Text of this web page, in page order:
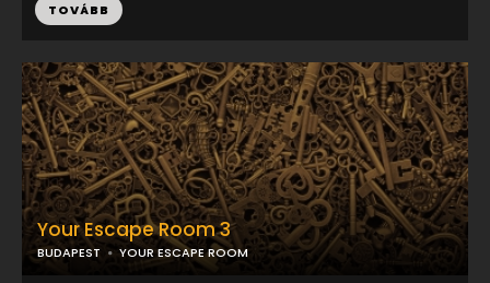
TOVÁBB
Your Escape Room 3
BUDAPEST YOUR ESCAPE ROOM